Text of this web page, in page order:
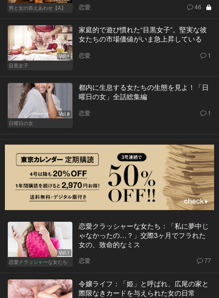
男と女の答えあわせ【A】
恋愛 46
Vol.1
目黒女子
家庭的で遊び慣れた“目黒女子”。堅実な彼
女たちの市場価値がいま急上昇している
恋愛 1
Vol.8
日曜日の女
都内に生息する女たちの生態を見よ！「日
曜日の女」全話総集編
恋愛 1
Vol.1
恋愛クラッシャーな女たち
恋愛クラッシャーな女たち：「私に夢中じ
ゃなかったの…？」交際3ヶ月でフラれた
女の、致命的なミス
恋愛 77
令嬢ライフ：「姫」と呼ばれ、広尾の家と
際限なきカードを与えられた女の日常